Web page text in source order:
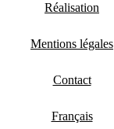
Réalisation
Mentions légales
Contact
Français